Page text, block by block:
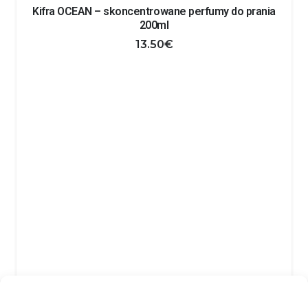
Kifra OCEAN – skoncentrowane perfumy do prania
200ml
13.50€